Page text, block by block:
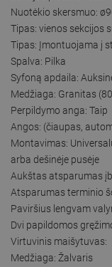
Nuotėkio skersmuo:
Tipas: vienos sekcijos
Tipas: Įmontuojama į
Spalva: Pilka
Syfoną apdaila:
Medžiaga: Granitas
Perpildymo anga: Taip
Angos: (čiaupas,
Montavimas:
arba dešinėje pusėje
Aukštas atsparumas
Atsparumas terminio
Paviršius lengvam
Dvi papildomos
Virtuvinis maišytuvas:
Medžiaga: Žalvaris